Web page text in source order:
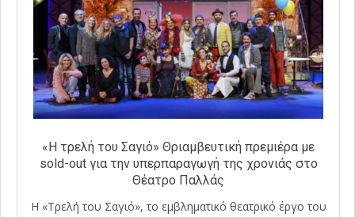
«Η τρελή του Σαγιό» Θριαμβευτική πρεμιέρα με
sold-out για την υπερπαραγωγή της χρονιάς στο
Θέατρο Παλλάς
Η «Τρελή του Σαγιό», το εμβληματικό θεατρικό έργο του